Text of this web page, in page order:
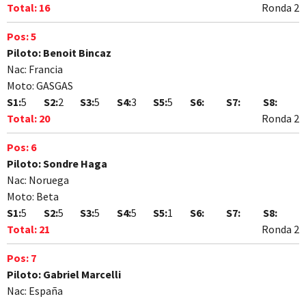
Total: 16 Ronda 2
Pos:5
Piloto: Benoit Bincaz
Nac: Francia
Moto: GASGAS
S1:5 S2:2 S3:5 S4:3 S5:5 S6: S7:
S8:
Total: 20 Ronda 2
Pos: 6
Piloto:Sondre Haga
Nac: Noruega
Moto: Beta
S1:5 S2:5 S3:5 S4:5 S5:1 S6: S7:
S8:
Total: 21 Ronda 2
Pos: 7
Piloto: Gabriel Marcelli
Nac: España